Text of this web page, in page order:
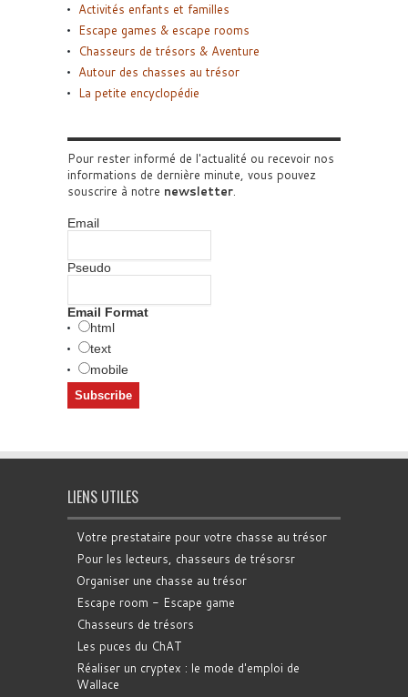
Activités enfants et familles
Escape games & escape rooms
Chasseurs de trésors & Aventure
Autour des chasses au trésor
La petite encyclopédie
Pour rester informé de l'actualité ou recevoir nos
informations de dernière minute, vous pouvez
souscrire à notre newsletter.
Email
Pseudo
Email Format
html
text
mobile
LIENS UTILES
Votre prestataire pour votre chasse au trésor
Pour les lecteurs, chasseurs de trésorsr
Organiser une chasse au trésor
Escape room - Escape game
Chasseurs de trésors
Les puces du ChAT
Réaliser un cryptex : le mode d'emploi de
Wallace